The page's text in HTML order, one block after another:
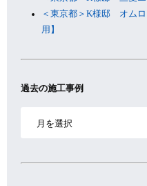
＜東京都＞K様邸 オム
用】
過去の施工事例